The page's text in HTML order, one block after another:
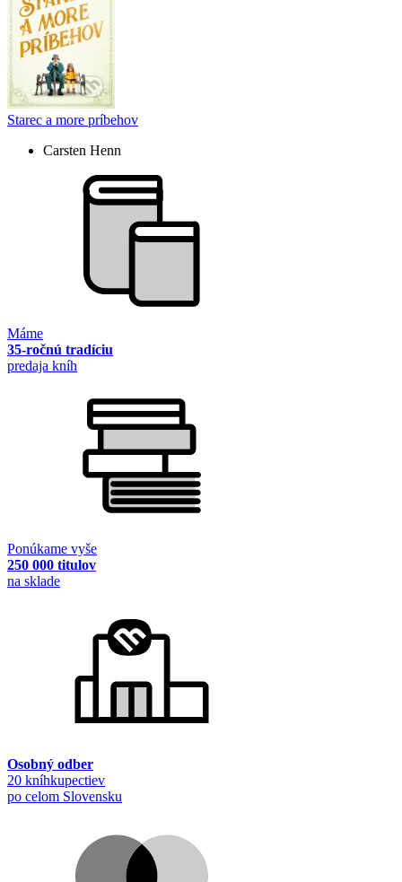
Starec a more príbehov
Carsten Henn
Máme
35-ročnú tradíciu
predaja kníh
Ponúkame vyše
250 000 titulov
na sklade
Osobný odber
20 kníhkupectiev
po celom Slovensku